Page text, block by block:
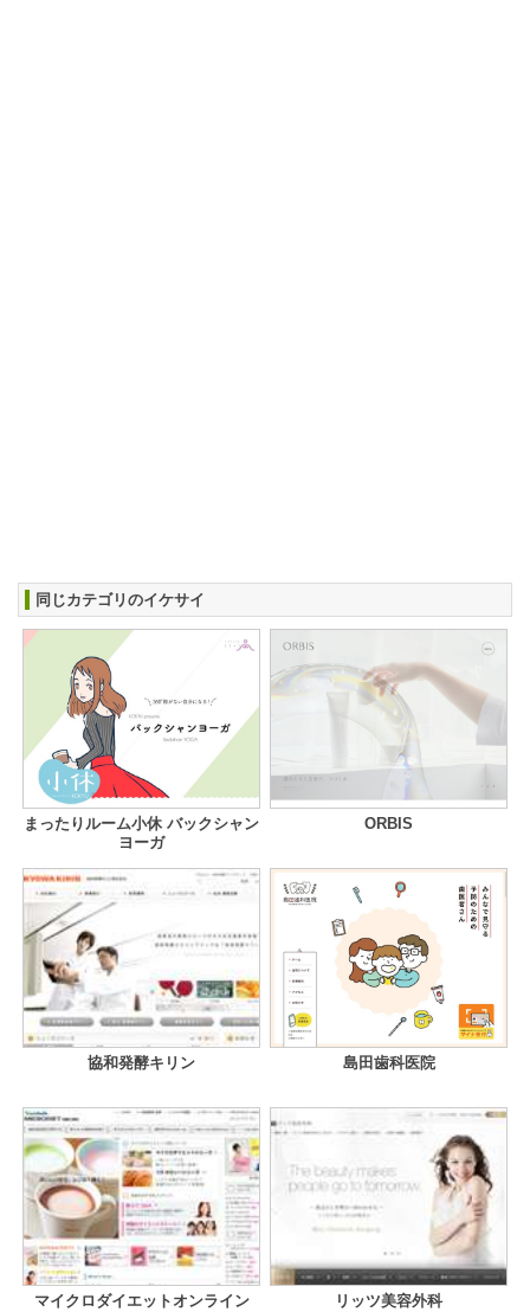
同じカテゴリのイケサイ
まったりルーム小休 バックシャン
ヨーガ
ORBIS
協和発酵キリン 島田歯科医院
マイクロダイエットオンライン リッツ美容外科